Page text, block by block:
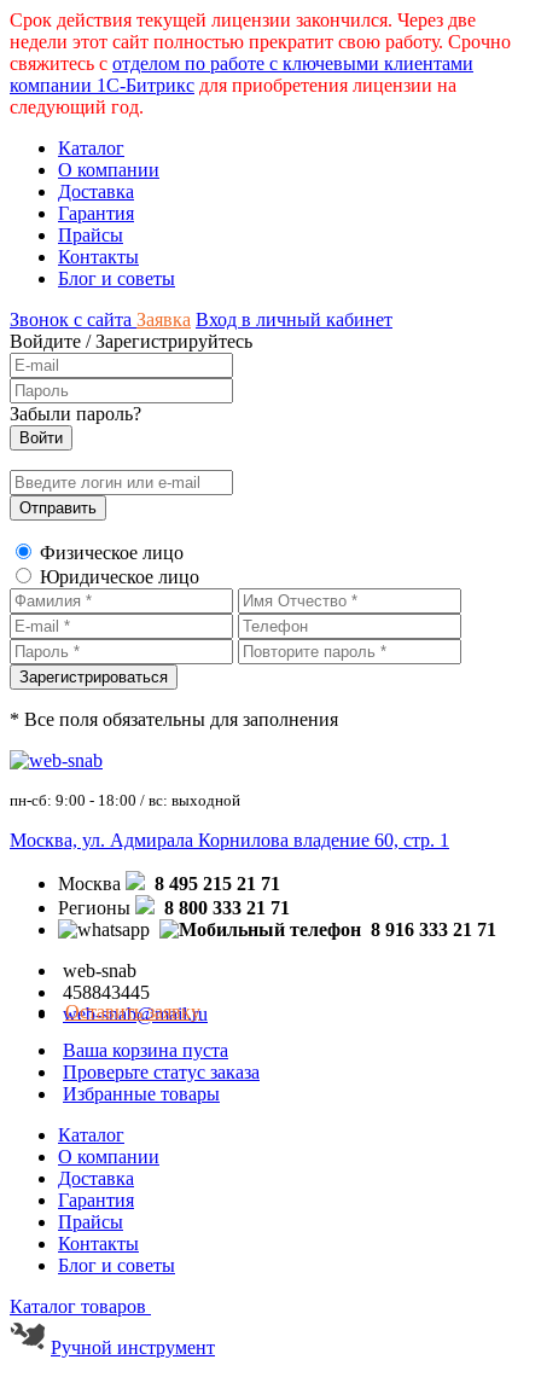
Срок действия текущей лицензии закончился. Через две
недели этот сайт полностью прекратит свою работу. Срочно
свяжитесь с отделом по работе с ключевыми клиентами
компании 1С-Битрикс для приобретения лицензии на
следующий год.
Каталог
О компании
Доставка
Гарантия
Прайсы
Контакты
Блог и советы
Звонок с сайта Заявка Вход в личный кабинет
Войдите /Зарегистрируйтесь
Забыли пароль?
Физическое лицо
Юридическое лицо
* Все поля обязательны для заполнения
пн-сб: 9:00 - 18:00 / вс: выходной
Москва, ул. Адмирала Корнилова владение 60, стр. 1
Москва
8 495 215 21 71
Регионы
8 800 333 21 71
8 916 333 21 71
web-snab
458843445
web-snab@mail.ru
Оставить заявку
Ваша корзина пуста
Проверьте статус заказа
Избранные товары
Каталог
О компании
Доставка
Гарантия
Прайсы
Контакты
Блог и советы
Каталог товаров
Ручной инструмент